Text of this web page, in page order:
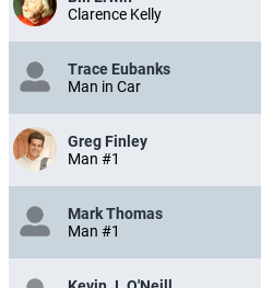
Clarence Kelly
Trace Eubanks
Man in Car
Greg Finley
Man #1
Mark Thomas
Man #1